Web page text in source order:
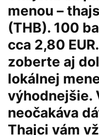
menou –
(THB). 100
cca 2,80
zoberte aj
lokálnej
výhodnejšie.
neočakáva
Thajci vám